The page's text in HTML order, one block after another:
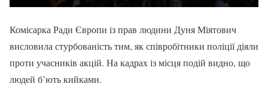
Комісарка Ради Європи із прав людини Дуня Міятович
висловила стурбованість тим, як співробітники поліції діяли
проти учасників акцій. На кадрах із місця подій видно, що
людей б’ють кийками.